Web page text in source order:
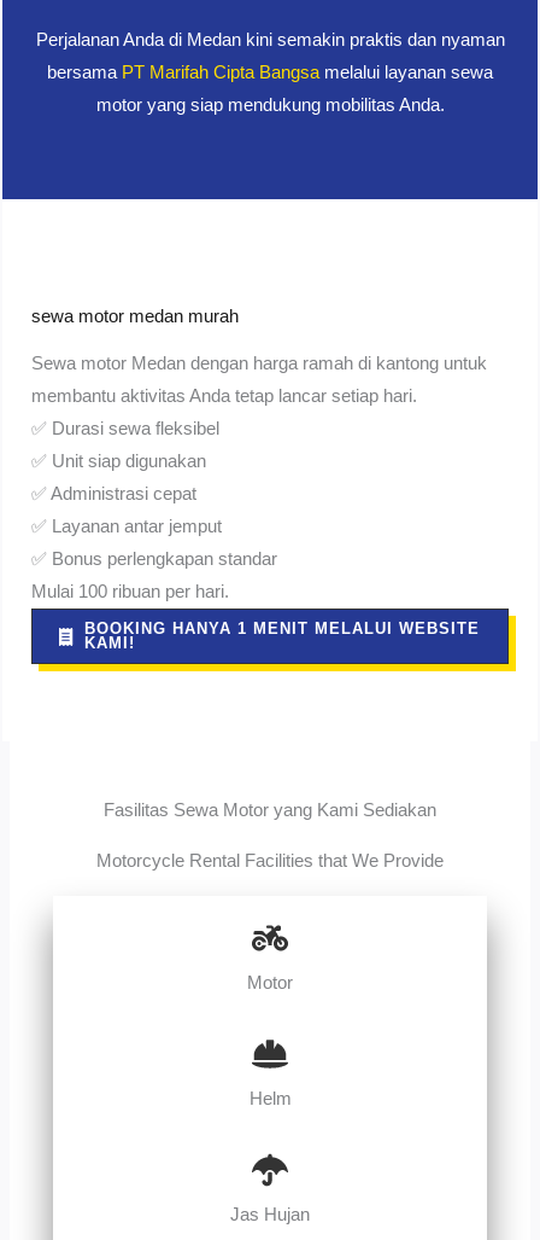
Perjalanan Anda di Medan kini semakin praktis dan nyaman
bersama PT Marifah Cipta Bangsa melalui layanan sewa
motor yang siap mendukung mobilitas Anda.
sewa motor medan murah
Sewa motor Medan dengan harga ramah di kantong untuk
membantu aktivitas Anda tetap lancar setiap hari.
✅ Durasi sewa fleksibel
✅ Unit siap digunakan
✅ Administrasi cepat
✅ Layanan antar jemput
✅ Bonus perlengkapan standar
Mulai 100 ribuan per hari.
BOOKING HANYA 1 MENIT MELALUI WEBSITE
KAMI!
Fasilitas Sewa Motor yang Kami Sediakan
Motorcycle Rental Facilities that We Provide
Motor
Helm
Jas Hujan